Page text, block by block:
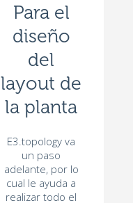
Para el
diseño
del
layout de
la planta
E3.topology va
un paso
adelante, por lo
cual le ayuda a
realizar todo el